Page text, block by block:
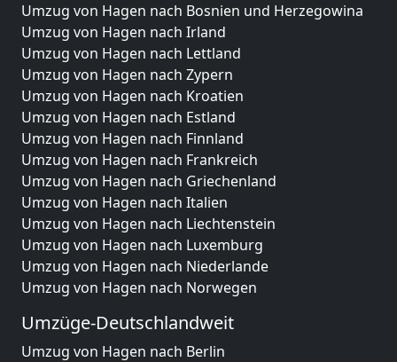
Umzug von Hagen nach Bosnien und Herzegowina
Umzug von Hagen nach Irland
Umzug von Hagen nach Lettland
Umzug von Hagen nach Zypern
Umzug von Hagen nach Kroatien
Umzug von Hagen nach Estland
Umzug von Hagen nach Finnland
Umzug von Hagen nach Frankreich
Umzug von Hagen nach Griechenland
Umzug von Hagen nach Italien
Umzug von Hagen nach Liechtenstein
Umzug von Hagen nach Luxemburg
Umzug von Hagen nach Niederlande
Umzug von Hagen nach Norwegen
Umzüge-Deutschlandweit
Umzug von Hagen nach Berlin